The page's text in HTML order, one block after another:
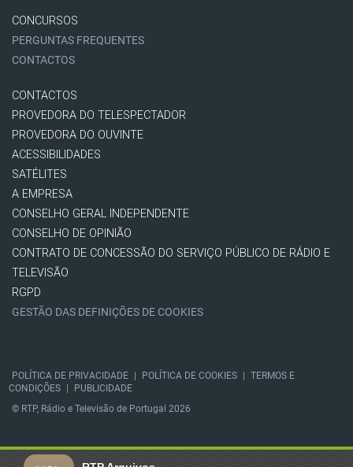
CONCURSOS
PERGUNTAS FREQUENTES
CONTACTOS
CONTACTOS
PROVEDORA DO TELESPECTADOR
PROVEDORA DO OUVINTE
ACESSIBILIDADES
SATÉLITES
A EMPRESA
CONSELHO GERAL INDEPENDENTE
CONSELHO DE OPINIÃO
CONTRATO DE CONCESSÃO DO SERVIÇO PÚBLICO DE RÁDIO E
TELEVISÃO
RGPD
GESTÃO DAS DEFINIÇÕES DE COOKIES
POLÍTICA DE PRIVACIDADE POLÍTICA DE COOKIES
TERMOS E
CONDIÇÕES
PUBLICIDADE
© RTP, Rádio e Televisão de Portugal 2026